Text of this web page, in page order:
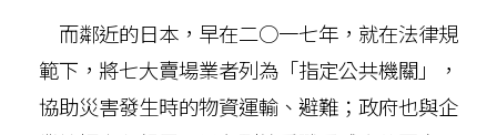
而鄰近的日本，早在二○一七年，就在法律規
範下，將七大賣場業者列為「指定公共機關」，
協助災害發生時的物資運輸、避難；政府也與企